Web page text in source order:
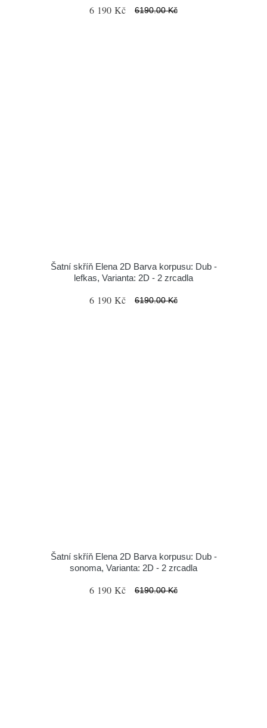
6 190 Kč 6190.00 Kč
Šatní skříň Elena 2D Barva korpusu: Dub -
lefkas, Varianta: 2D - 2 zrcadla
6 190 Kč 6190.00 Kč
Šatní skříň Elena 2D Barva korpusu: Dub -
sonoma, Varianta: 2D - 2 zrcadla
6 190 Kč 6190.00 Kč